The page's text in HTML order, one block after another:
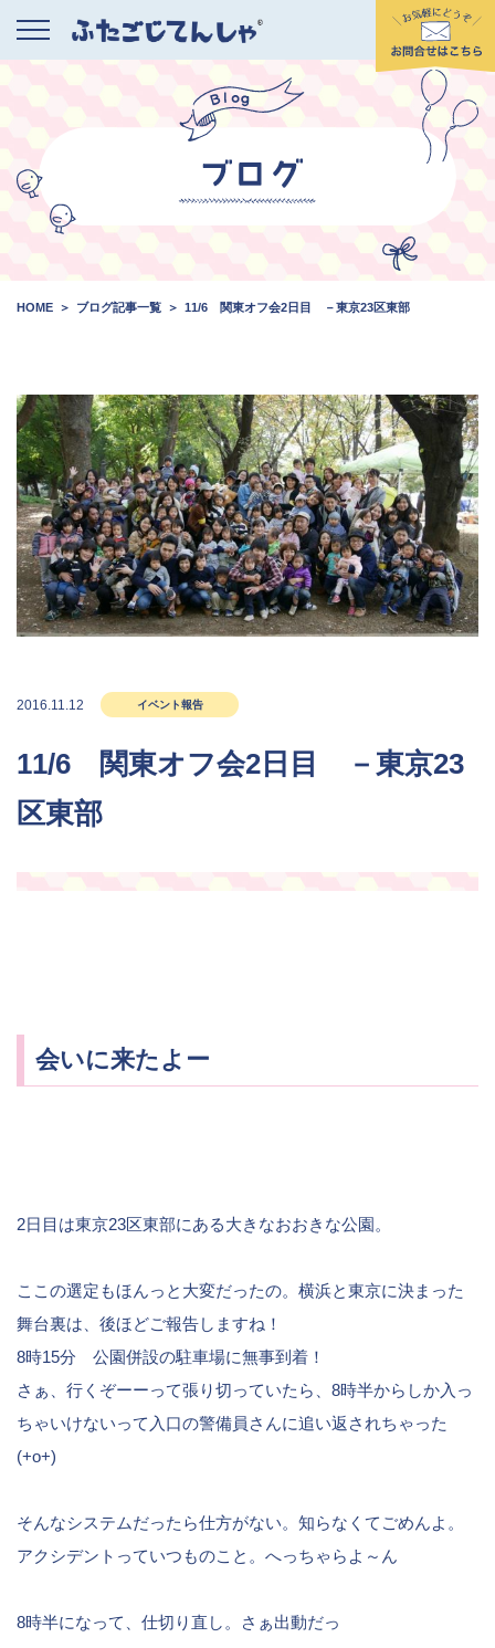
HOME ブログ記事一覧 11/6 関東オフ会2日目 －東京23区東部
2016.11.12 イベント報告
11/6 関東オフ会2日目 －東京23
区東部
会いに来たよー
2日目は東京23区東部にある大きなおおきな公園。
ここの選定もほんっと大変だったの。横浜と東京に決まった
舞台裏は、後ほどご報告しますね！
8時15分 公園併設の駐車場に無事到着！
さぁ、行くぞーーって張り切っていたら、8時半からしか入っ
ちゃいけないって入口の警備員さんに追い返されちゃった
(+o+)
そんなシステムだったら仕方がない。知らなくてごめんよ。
アクシデントっていつものこと。へっちゃらよ～ん
8時半になって、仕切り直し。さぁ出動だっ